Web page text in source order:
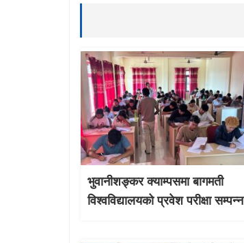
भुवानीशङ्कर क्याम्पसमा बागमती
विश्वविद्यालयको प्रवेश परीक्षा सम्पन्न